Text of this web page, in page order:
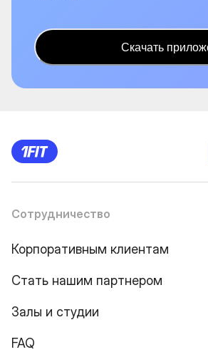
Скачать
Сотрудничество
Корпоративным клиентам
Стать нашим партнером
Залы и студии
FAQ